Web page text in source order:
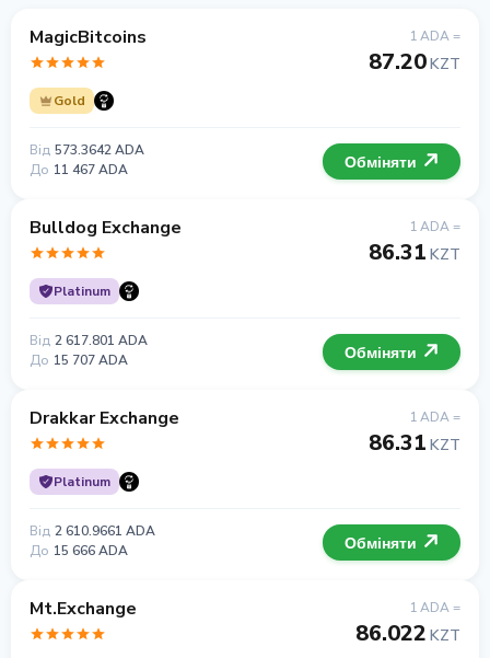
MagicBitcoins
Gold
1 ADA =
87.20KZT
Від 573.3642 ADA
До 11 467 ADA Обміняти
Bulldog Exchange
Platinum
1 ADA =
86.31 KZT
Від 2 617.801 ADA
До 15 707 ADA Обміняти
Drakkar Exchange
Platinum
1 ADA =
86.31 KZT
Від 2 610.9661 ADA
До 15 666 ADA Обміняти
Mt.Exchange 1 ADA =
86.022 KZT